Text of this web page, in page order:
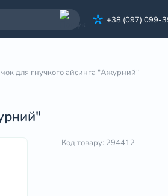
+38 (097) 099-
для гнучкого айсинга "Ажурний"
Код товару: 294412